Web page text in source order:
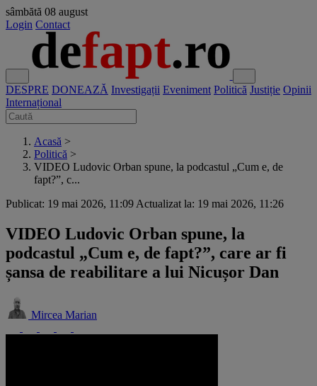
sâmbătă 08 august
Login Contact
DESPRE DONEAZĂ Investigații Eveniment Politică Justiție Opinii
Internațional
Acasă >
Politică >
VIDEO Ludovic Orban spune, la podcastul „Cum e, de
fapt?”, c...
Publicat: 19 mai 2026, 11:09 Actualizat la: 19 mai 2026, 11:26
VIDEO Ludovic Orban spune, la
podcastul „Cum e, de fapt?”, care ar fi
șansa de reabilitare a lui Nicușor Dan
Mircea Marian